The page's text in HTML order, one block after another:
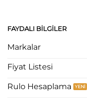
FAYDALI BILGILER
Markalar
Fiyat Listesi
Rulo Hesaplama